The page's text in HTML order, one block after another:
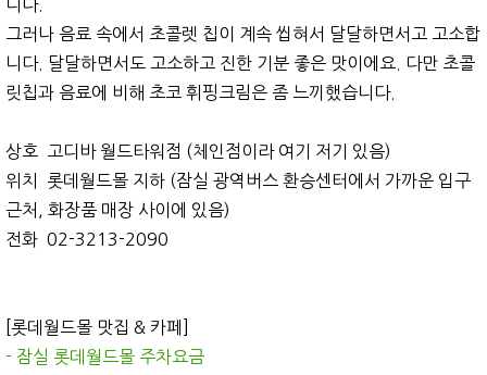
니다.
그러나 음료 속에서 초콜렛 칩이 계속 씹혀서 달달하면서고 고소합
니다. 달달하면서도 고소하고 진한 기분 좋은 맛이에요. 다만 초콜
릿칩과 음료에 비해 초코 휘핑크림은 좀 느끼했습니다.
상호 고디바 월드타워점 (체인점이라 여기 저기 있음)
위치 롯데월드몰 지하 (잠실 광역버스 환승센터에서 가까운 입구
근처, 화장품 매장 사이에 있음)
전화 02-3213-2090
[롯데월드몰 맛집 & 카페]
- 잠실 롯데월드몰 주차요금